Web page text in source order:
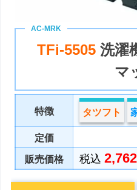
TFi-5505洗濯
マ
特徴 タツフト
定価
販売価格 税込